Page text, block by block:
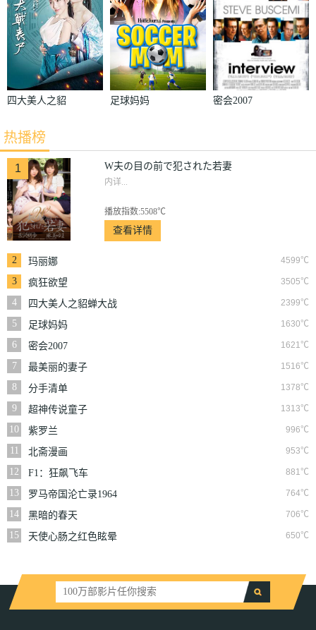
四大美人之貂
足球妈妈 密会2007
热播榜
1 W夫の目の前で犯された若妻
内详...
播放指数:5508℃
查看详情
2 4599℃
玛丽娜
3
3505℃
疯狂欲望
4
2399℃
四大美人之貂蝉大战
丧尸
5 1630℃
足球妈妈
6
1621℃
密会2007
7
1516℃
最美丽的妻子
8
1378℃
分手清单
9
1313℃
超神传说童子
10
996℃
紫罗兰
11
953℃
北斋漫画
12
881℃
F1：狂飙飞车
13
764℃
罗马帝国沦亡录1964
14
706℃
黑暗的春天
15
650℃
天使心肠之红色眩晕